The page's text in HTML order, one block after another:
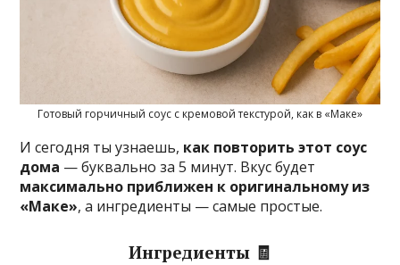
Готовый горчичный соус с кремовой текстурой, как в «Маке»
И сегодня ты узнаешь, как повторить этот соус
дома — буквально за 5 минут. Вкус будет
максимально приближен к оригинальному из
«Маке», а ингредиенты — самые простые.
Ингредиенты 🧾